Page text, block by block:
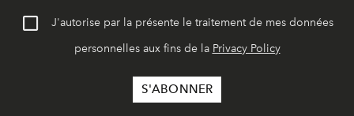
J'autorise par la présente le traitement de mes données
personnelles aux fins de la Privacy Policy